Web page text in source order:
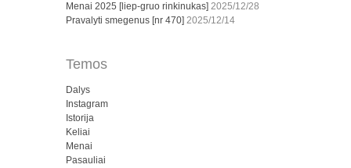
Menai 2025 [liep-gruo rinkinukas] 2025/12/28
Pravalyti smegenus [nr 470] 2025/12/14
Temos
Dalys
Instagram
Istorija
Keliai
Menai
Pasauliai